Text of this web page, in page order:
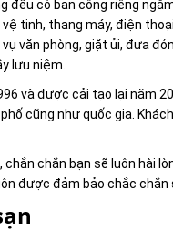
đều có ban công riêng
tinh, thang máy, điện
văn phòng, giặt ủi, đưa
lưu niệm.
và được cải tạo lại năm
cũng như quốc gia.
chắn bạn sẽ luôn hài
được đảm bảo chắc